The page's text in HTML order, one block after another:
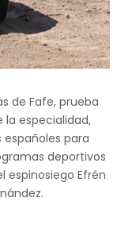
de Fafe, prueba
la especialidad,
para
deportivos
espinosiego Efrén